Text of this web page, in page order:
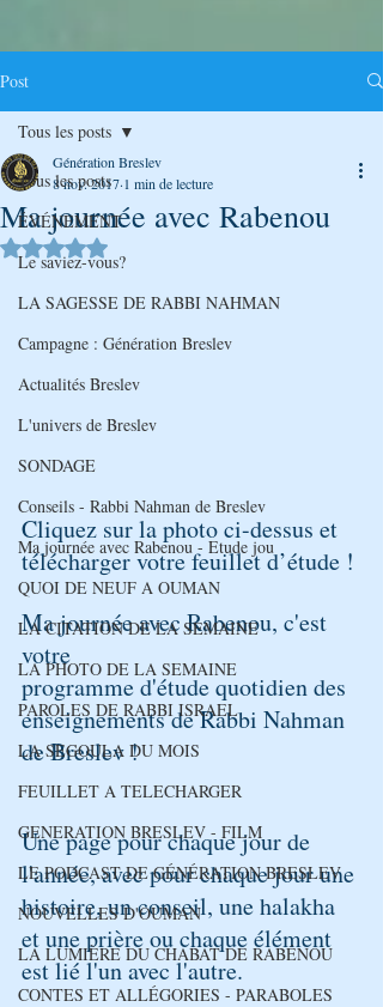
Post
Tous les posts
ÉVÉNEMENT
Le saviez-vous?
LA SAGESSE DE RABBI NAHMAN
Campagne : Génération Breslev
Actualités Breslev
L'univers de Breslev
SONDAGE
Conseils - Rabbi Nahman de Breslev
Ma journée avec Rabenou - Etude jou
QUOI DE NEUF A OUMAN
LA CITATION DE LA SEMAINE
LA PHOTO DE LA SEMAINE
PAROLES DE RABBI ISRAEL
LA SEGOULA DU MOIS
FEUILLET A TELECHARGER
GENERATION BRESLEV - FILM
LE PODCAST DE GÉNÉRATION BRESLEV
NOUVELLES D'OUMAN
LA LUMIÈRE DU CHABAT DE RABÉNOU
CONTES ET ALLÉGORIES - PARABOLES
Tous les posts
Ma journée avec Rabenou
Génération Breslev
8 nov. 2017 1 min de lecture
Noté NaN étoiles sur 5.
Cliquez sur la photo ci-dessus et
télécharger votre feuillet d’étude !
Ma journée avec Rabenou, c'est
votre
programme d'étude quotidien des
enseignements de Rabbi Nahman
de Breslev !
Une page pour chaque jour de
l'année, avec pour chaque jour une
histoire, un conseil, une halakha
et une prière ou chaque élément
est lié l'un avec l'autre.